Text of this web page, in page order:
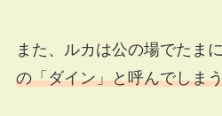
また、ルカは公の場でたま
の「ダイン」と呼んでしま